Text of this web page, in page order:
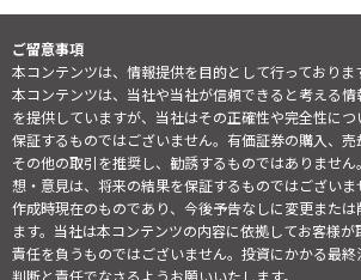
ご留意事項
本コンテンツは、情報提供を目的として行っておりま
本コンテンツは、当社や当社が信頼できると考える
を提供していますが、当社はその正確性や完全性に
保証するものではございません。有価証券の購入、売
その他の取引を推奨し、勧誘するものではありませ
想・意見は、将来の結果を保証するものではござい
作成時現在のものであり、今後予告なしに変更また
ます。当社は本コンテンツの内容に依拠してお客様
責任を負うものではございません。投資にかかる最